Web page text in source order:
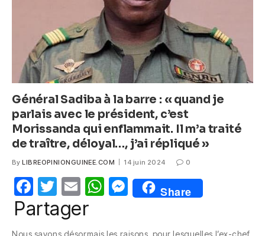
Général Sadiba à la barre : « quand je
parlais avec le président, c’est
Morissanda qui enflammait. Il m’a traité
de traître, déloyal…, j’ai répliqué »
By LIBREOPINIONGUINEE.COM 14 juin 2024 0
F
a
T
w
itt
E
m
W M
e
Share
Partager